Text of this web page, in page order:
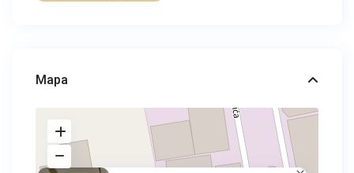
Mapa